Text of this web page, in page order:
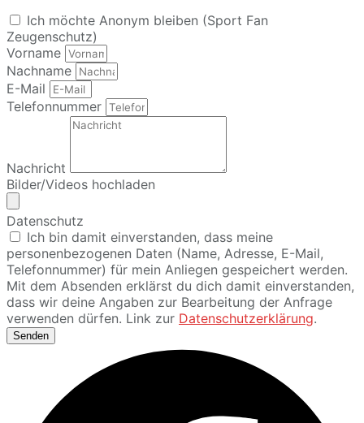
Ich möchte Anonym bleiben (Sport Fan
Zeugenschutz)
Vorname
Nachname
E-Mail
Telefonnummer
Nachricht
Bilder/Videos hochladen
Datenschutz
Ich bin damit einverstanden, dass meine
personenbezogenen Daten (Name, Adresse, E-Mail,
Telefonnummer) für mein Anliegen gespeichert werden.
Mit dem Absenden erklärst du dich damit einverstanden,
dass wir deine Angaben zur Bearbeitung der Anfrage
verwenden dürfen. Link zur Datenschutzerklärung.
Senden